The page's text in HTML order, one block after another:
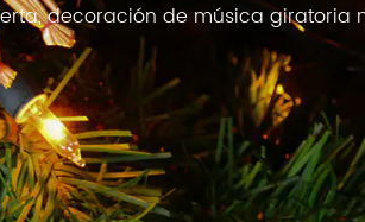
decoración de música giratoria